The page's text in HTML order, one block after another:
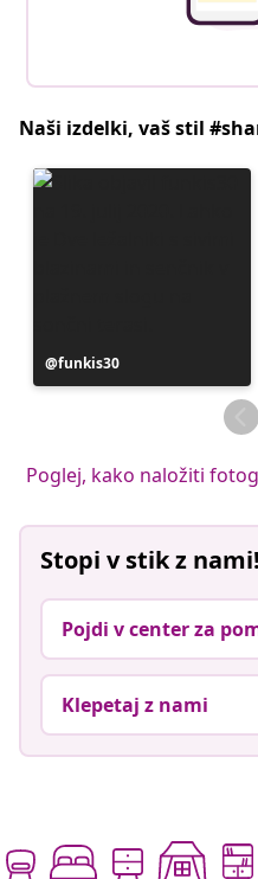
Naši izdelki, vaš stil
Objavo
je
funkis30
Poglej, kako naložiti
Stopi v stik z nami!
Pojdi v center za
Klepetaj z nami